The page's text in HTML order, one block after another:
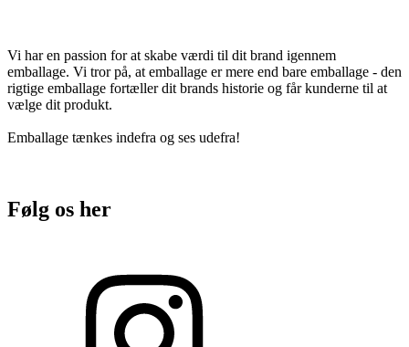
Vi har en passion for at skabe værdi til dit brand igennem
emballage. Vi tror på, at emballage er mere end bare emballage - den
rigtige emballage fortæller dit brands historie og får kunderne til at
vælge dit produkt.
Emballage tænkes indefra og ses udefra!
Følg os her